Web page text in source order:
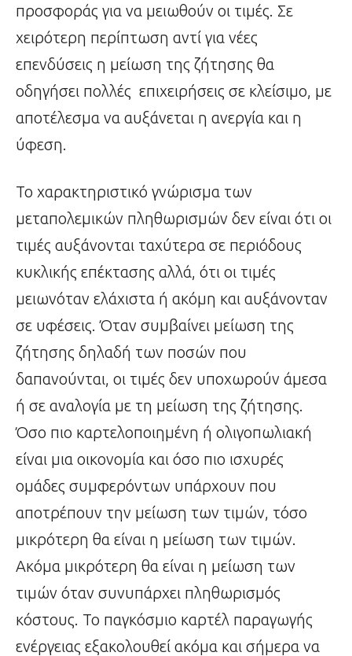
προσφοράς για να μειωθούν οι τιμές. Σε
χειρότερη περίπτωση αντί για νέες
επενδύσεις η μείωση της ζήτησης θα
οδηγήσει πολλές επιχειρήσεις σε κλείσιμο, με
αποτέλεσμα να αυξάνεται η ανεργία και η
ύφεση.
Το χαρακτηριστικό γνώρισμα των
μεταπολεμικών πληθωρισμών δεν είναι ότι οι
τιμές αυξάνονται ταχύτερα σε περιόδους
κυκλικής επέκτασης αλλά, ότι οι τιμές
μειωνόταν ελάχιστα ή ακόμη και αυξάνονταν
σε υφέσεις. Όταν συμβαίνει μείωση της
ζήτησης δηλαδή των ποσών που
δαπανούνται, οι τιμές δεν υποχωρούν άμεσα
ή σε αναλογία με τη μείωση της ζήτησης.
Όσο πιο καρτελοποιημένη ή ολιγοπωλιακή
είναι μια οικονομία και όσο πιο ισχυρές
ομάδες συμφερόντων υπάρχουν που
αποτρέπουν την μείωση των τιμών, τόσο
μικρότερη θα είναι η μείωση των τιμών.
Ακόμα μικρότερη θα είναι η μείωση των
τιμών όταν συνυπάρχει πληθωρισμός
κόστους. Το παγκόσμιο καρτέλ παραγωγής
ενέργειας εξακολουθεί ακόμα και σήμερα να